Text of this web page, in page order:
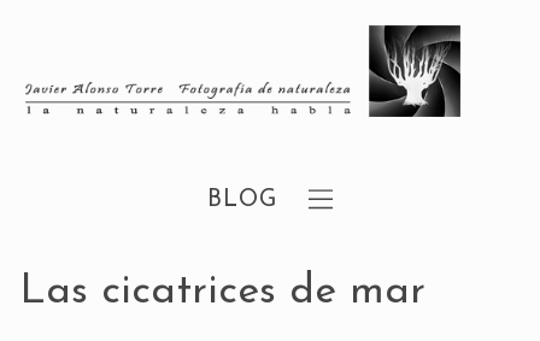
BLOG
Las cicatrices de mar